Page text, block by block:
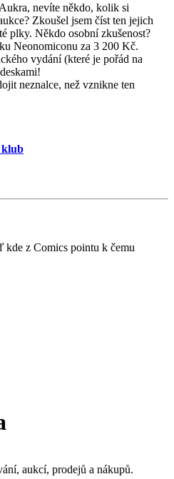
nevíte někdo, kolik si
Zkoušel jsem číst ten jejich
plky. Někdo osobní zkušenost?
Neonomiconu za 3 200 Kč.
vydání (které je pořád na
neznalce, než vznikne ten
klub
z Comics pointu k čemu
aukcí, prodejů a nákupů.